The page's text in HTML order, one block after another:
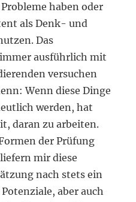
haben oder
als Denk- und
Das
ausführlich mit
versuchen
Wenn diese Dinge
werden, hat
daran zu arbeiten.
der Prüfung
mir diese
nach stets ein
aber auch